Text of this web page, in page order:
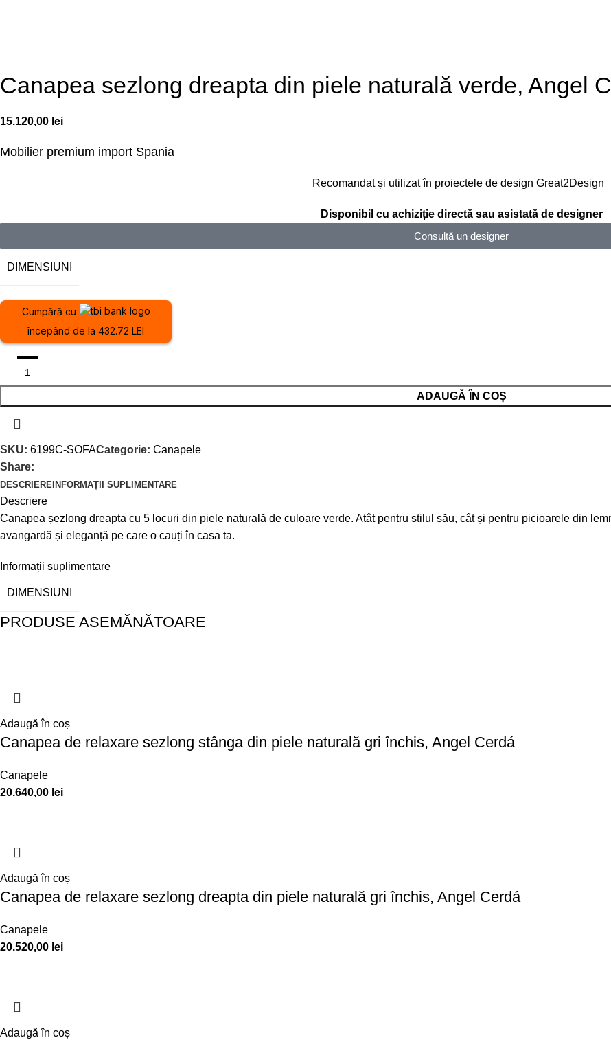
Canapea sezlong dreapta din piele naturală verde, Angel
15.120,00 lei
Mobilier premium import Spania
Recomandat și utilizat în proiectele de design Great2Design
Disponibil cu achiziție directă sau asistată de designer
Consultă un designer
DIMENSIUNI
ADAUGĂ ÎN COȘ
Cumpără cu
începând de la 432.72 LEI
SKU: 6199C-SOFACategorie: Canapele
Share:
DESCRIERE INFORMAȚII SUPLIMENTARE
Descriere
Canapea șezlong dreapta cu 5 locuri din piele naturală de culoare verde. Atât pentru stilul său, cât și pentru picioarele din
avangardă și eleganță pe care o cauți în casa ta.
Informații suplimentare
DIMENSIUNI
PRODUSE ASEMĂNĂTOARE
Adaugă în coș
Canapea de relaxare sezlong stânga din piele naturală gri închis, Angel Cerdá
Canapele
20.640,00 lei
Adaugă în coș
Canapea de relaxare sezlong dreapta din piele naturală gri închis, Angel Cerdá
Canapele
20.520,00 lei
Adaugă în coș